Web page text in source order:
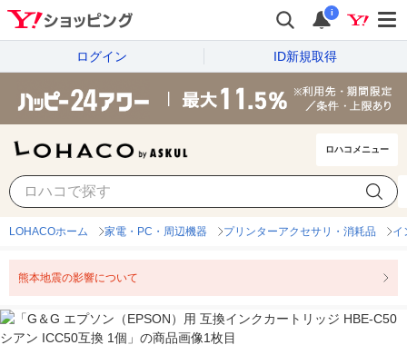
i
ログイン ID新規取得
ロハコメニュー
LOHACOホーム 家電・PC・周辺機器 プリンターアクセサリ・消耗品 イ
熊本地震の影響について